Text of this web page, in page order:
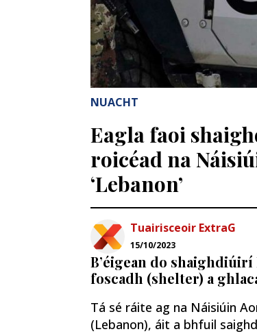
NUACHT
Eagla faoi
roicéad na
‘Lebanon’
Tuairisceoir ExtraG
15/10/2023
B’éigean do
foscadh (shelter) a
Tá sé ráite ag na Náisiúin
(Lebanon), áit a bhfuil